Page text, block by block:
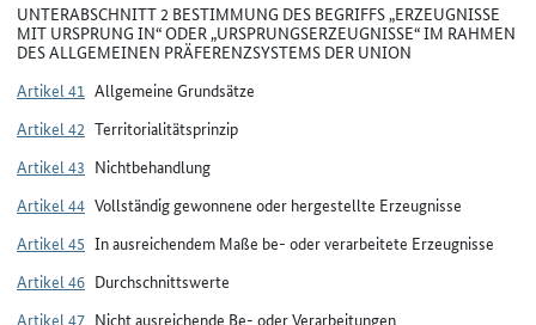
UNTERABSCHNITT 2 BESTIMMUNG DES BEGRIFFS „ERZEUGNISSE
MIT URSPRUNG IN“ ODER „URSPRUNGSERZEUGNISSE“ IM RAHMEN
DES ALLGEMEINEN PRÄFERENZSYSTEMS DER UNION
Artikel 41 Allgemeine Grundsätze
Artikel 42 Territorialitätsprinzip
Artikel 43 Nichtbehandlung
Artikel 44 Vollständig gewonnene oder hergestellte Erzeugnisse
Artikel 45 In ausreichendem Maße be- oder verarbeitete Erzeugnisse
Artikel 46 Durchschnittswerte
Artikel 47 Nicht ausreichende Be- oder Verarbeitungen